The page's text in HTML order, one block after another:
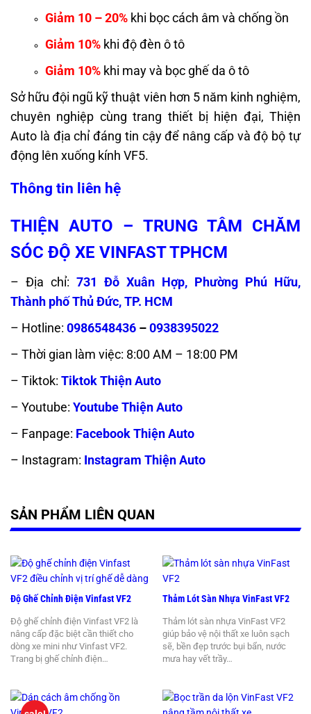
Giảm 10 – 20% khi bọc cách âm và chống ồn
Giảm 10% khi độ đèn ô tô
Giảm 10% khi may và bọc ghế da ô tô
Sở hữu đội ngũ kỹ thuật viên hơn 5 năm kinh nghiệm,
chuyên nghiệp cùng trang thiết bị hiện đại, Thiện
Auto là địa chỉ đáng tin cậy để nâng cấp và độ bộ tự
động lên xuống kính VF5.
Thông tin liên hệ
THIỆN AUTO – TRUNG TÂM CHĂM
SÓC ĐỘ XE VINFAST TPHCM
– Địa chỉ: 731 Đỗ Xuân Hợp, Phường Phú Hữu,
Thành phố Thủ Đức, TP. HCM
– Hotline: 0986548436 –0938395022
– Thời gian làm việc: 8:00 AM – 18:00 PM
– Tiktok: Tiktok Thiện Auto
– Youtube: Youtube Thiện Auto
– Fanpage: Facebook Thiện Auto
– Instagram: Instagram Thiện Auto
SẢN PHẨM LIÊN QUAN
Độ Ghế Chỉnh Điện Vinfast VF2
Độ ghế chỉnh điện Vinfast VF2 là
nâng cấp đặc biệt cần thiết cho
dòng xe mini như Vinfast VF2.
Trang bị ghế chỉnh điện…
Thảm Lót Sàn Nhựa VinFast VF2
Thảm lót sàn nhựa VinFast VF2
giúp bảo vệ nội thất xe luôn sạch
sẽ, bền đẹp trước bụi bẩn, nước
mưa hay vết trầy…